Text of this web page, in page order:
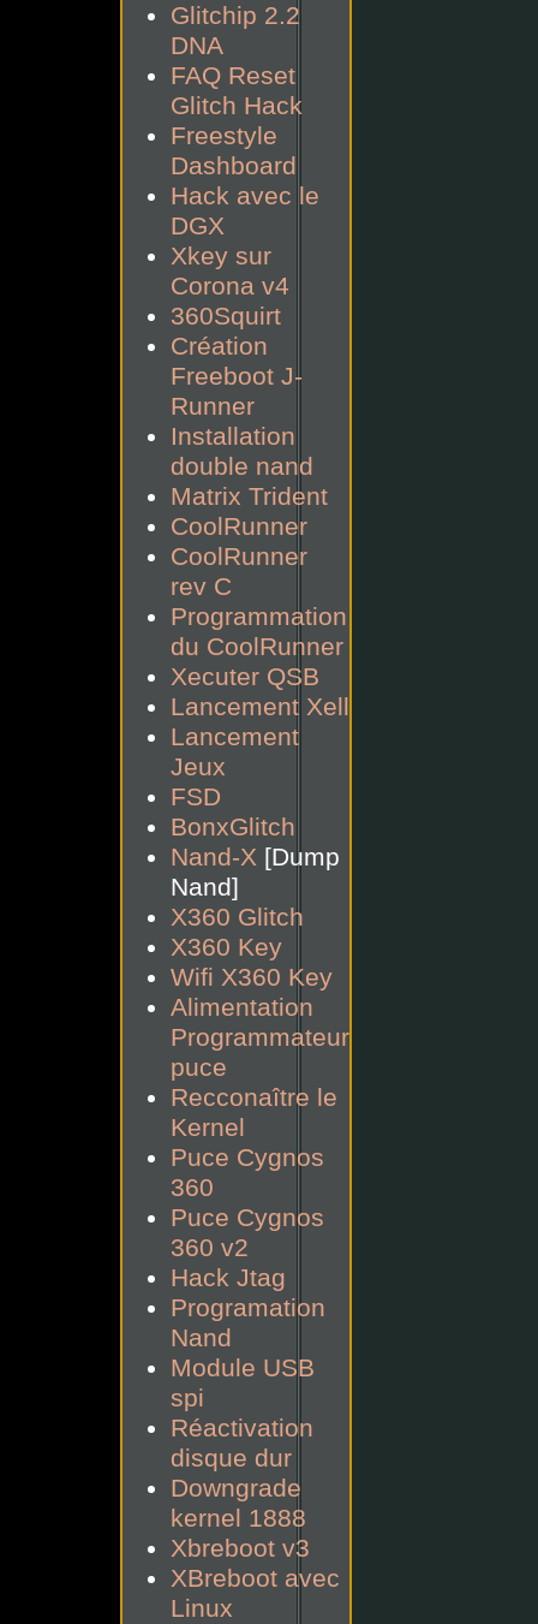
Glitchip 2.2
DNA
FAQ Reset
Glitch Hack
Freestyle
Dashboard
Hack avec le
DGX
Xkey sur
Corona v4
360Squirt
Création
Freeboot J-
Runner
Installation
double nand
Matrix Trident
CoolRunner
CoolRunner
rev C
Programmation
du CoolRunner
Xecuter QSB
Lancement Xell
Lancement
Jeux
FSD
BonxGlitch
Nand-X [Dump
Nand]
X360 Glitch
X360 Key
Wifi X360 Key
Alimentation
Programmateur
puce
Recconaître le
Kernel
Puce Cygnos
360
Puce Cygnos
360 v2
Hack Jtag
Programation
Nand
Module USB
spi
Réactivation
disque dur
Downgrade
kernel 1888
Xbreboot v3
XBreboot avec
Linux